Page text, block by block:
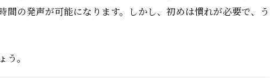
間の発声が可能になります。しかし、初めは慣れが必要で、う
。